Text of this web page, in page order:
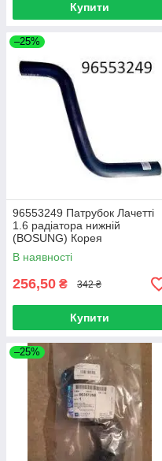
Купити
–25%
96553249 Патрубок Лачетті
1.6 радіатора нижній
(BOSUNG) Корея
В наявності
256,50 ₴ 342 ₴
Купити
–25%